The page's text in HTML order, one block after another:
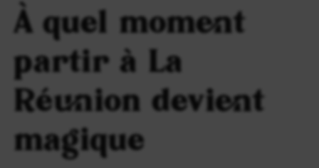
À quel moment
partir à La
Réunion devient
magique